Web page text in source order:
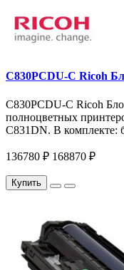
C830PCDU-C Ricoh
C830PCDU-C Ricoh
полноцветных
C831DN. В комплекте:
136780 ₽ 168870 ₽
Купить